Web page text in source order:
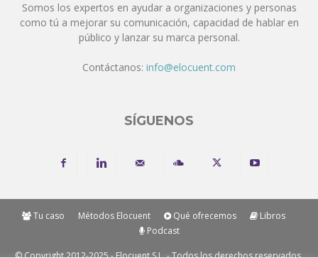
Somos los expertos en ayudar a organizaciones y personas
como tú a mejorar su comunicación, capacidad de hablar en
público y lanzar su marca personal.
Contáctanos: info@elocuent.com
SÍGUENOS
Tu caso Métodos Elocuent Qué ofrecemos
Libros
Podcast
© Copyright 2012-2025 - Elocuent S.L. - Todos los derechos reservados.